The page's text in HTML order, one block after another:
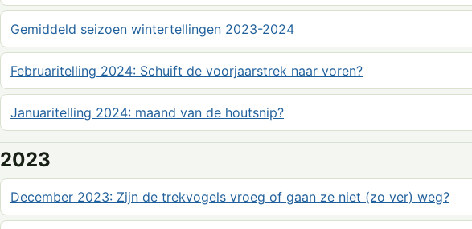
Gemiddeld seizoen wintertellingen 2023-2024
Februaritelling 2024: Schuift de voorjaarstrek naar voren?
Januaritelling 2024: maand van de houtsnip?
2023
December 2023: Zijn de trekvogels vroeg of gaan ze niet (zo ver) weg?